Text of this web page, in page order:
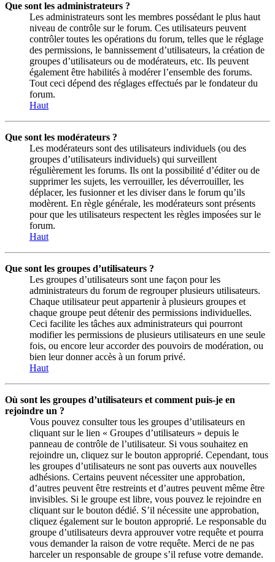
Que sont les administrateurs ?
Les administrateurs sont les membres possédant le plus haut
niveau de contrôle sur le forum. Ces utilisateurs peuvent
contrôler toutes les opérations du forum, telles que le réglage
des permissions, le bannissement d’utilisateurs, la création de
groupes d’utilisateurs ou de modérateurs, etc. Ils peuvent
également être habilités à modérer l’ensemble des forums.
Tout ceci dépend des réglages effectués par le fondateur du
forum.
Haut
Que sont les modérateurs ?
Les modérateurs sont des utilisateurs individuels (ou des
groupes d’utilisateurs individuels) qui surveillent
régulièrement les forums. Ils ont la possibilité d’éditer ou de
supprimer les sujets, les verrouiller, les déverrouiller, les
déplacer, les fusionner et les diviser dans le forum qu’ils
modèrent. En règle générale, les modérateurs sont présents
pour que les utilisateurs respectent les règles imposées sur le
forum.
Haut
Que sont les groupes d’utilisateurs ?
Les groupes d’utilisateurs sont une façon pour les
administrateurs du forum de regrouper plusieurs utilisateurs.
Chaque utilisateur peut appartenir à plusieurs groupes et
chaque groupe peut détenir des permissions individuelles.
Ceci facilite les tâches aux administrateurs qui pourront
modifier les permissions de plusieurs utilisateurs en une seule
fois, ou encore leur accorder des pouvoirs de modération, ou
bien leur donner accès à un forum privé.
Haut
Où sont les groupes d’utilisateurs et comment puis-je en
rejoindre un ?
Vous pouvez consulter tous les groupes d’utilisateurs en
cliquant sur le lien « Groupes d’utilisateurs » depuis le
panneau de contrôle de l’utilisateur. Si vous souhaitez en
rejoindre un, cliquez sur le bouton approprié. Cependant, tous
les groupes d’utilisateurs ne sont pas ouverts aux nouvelles
adhésions. Certains peuvent nécessiter une approbation,
d’autres peuvent être restreints et d’autres peuvent même être
invisibles. Si le groupe est libre, vous pouvez le rejoindre en
cliquant sur le bouton dédié. S’il nécessite une approbation,
cliquez également sur le bouton approprié. Le responsable du
groupe d’utilisateurs devra approuver votre requête et pourra
vous demander la raison de votre requête. Merci de ne pas
harceler un responsable de groupe s’il refuse votre demande.